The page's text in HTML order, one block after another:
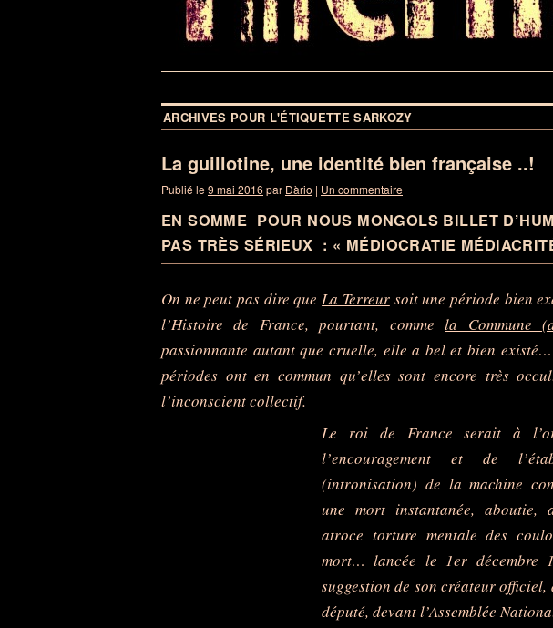
ARCHIVES POUR L'ÉTIQUETTESARKOZY
La guillotine, une identité bien française ..!
Publié le9 mai 2016 par Dàrio | Un commentaire
EN SOMME POUR NOUS MONGOLS BILLET
PAS TRÈS SÉRIEUX : « MÉDIOCRATIE
On ne peut pas dire queLa Terreursoit une période bien
l’Histoire de France, pourtant, commela Commune
passionnante autant que cruelle, elle a bel et bien
périodes ont en commun qu’elles sont encore très
l’inconscient collectif.
Le roi de France serait à
l’encouragement et de
(intronisation) de la machine
une mort instantanée, aboutie,
atroce torture mentale des
mort… lancée le 1er décembre
suggestion de son créateur officiel,
député, devant l’Assemblée